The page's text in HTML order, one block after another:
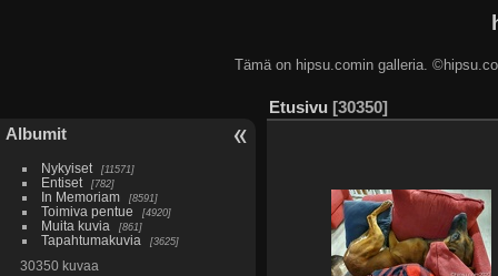
Tämä on hipsu.comin galleria.
Albumit
Nykyiset 11571
Entiset 782
In Memoriam 8591
Toimiva pentue 4920
Muita kuvia 861
Tapahtumakuvia 3625
30350 kuvaa
Etusivu 30350